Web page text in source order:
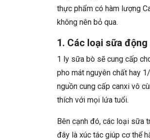
thực phẩm có hàm lượng
không nên bỏ qua.
1. Các loại sữa
1 ly sữa bò sẽ cung cấp
pho mát nguyên chất hay
nguồn cung cấp canxi vô
thích với mọi lứa tuổi.
Bên cạnh đó, các loại sữa
đây là xúc tác giúp cơ thể